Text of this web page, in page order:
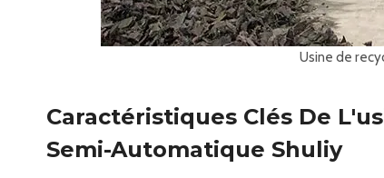
Usine de
Caractéristiques Clés De
Semi-Automatique Shuliy